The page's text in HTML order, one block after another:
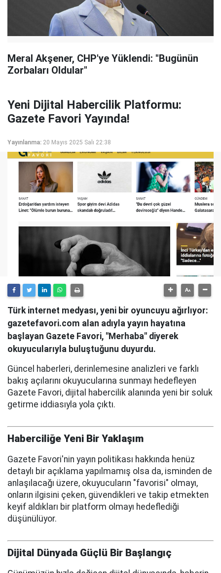
Meral Akşener, CHP'ye Yüklendi: "Bugünün
Zorbaları Oldular"
Yeni Dijital Habercilik Platformu:
Gazete Favori Yayında!
Yayınlanma: 20 Mayıs 2025 Salı 22:38
Türk internet medyası, yeni bir oyuncuyu ağırlıyor:
gazetefavori.com alan adıyla yayın hayatına
başlayan Gazete Favori, "Merhaba" diyerek
okuyucularıyla buluştuğunu duyurdu.
Güncel haberleri, derinlemesine analizleri ve farklı
bakış açılarını okuyucularına sunmayı hedefleyen
Gazete Favori, dijital habercilik alanında yeni bir soluk
getirme iddiasıyla yola çıktı.
Haberciliğe Yeni Bir Yaklaşım
Gazete Favori'nin yayın politikası hakkında henüz
detaylı bir açıklama yapılmamış olsa da, isminden de
anlaşılacağı üzere, okuyucuların "favorisi" olmayı,
onların ilgisini çeken, güvendikleri ve takip etmekten
keyif aldıkları bir platform olmayı hedeflediği
düşünülüyor.
Dijital Dünyada Güçlü Bir Başlangıç